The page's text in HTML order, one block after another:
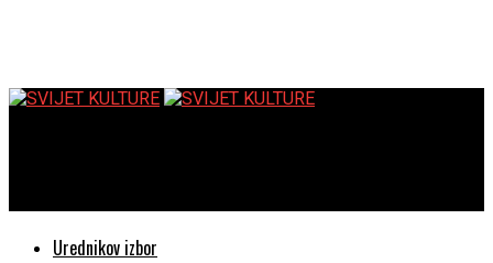
Urednikov izbor